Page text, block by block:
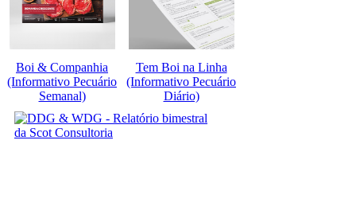
Boi & Companhia
(Informativo Pecuário
Semanal)
Tem Boi na Linha
(Informativo Pecuário
Diário)